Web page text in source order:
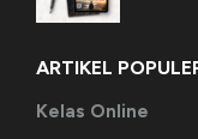
ARTIKEL
Kelas Online